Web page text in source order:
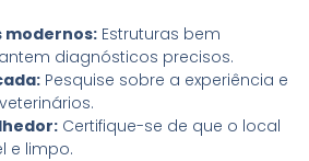
modernos: Estruturas bem
diagnósticos precisos.
Pesquise sobre a experiência e
Certifique-se de que o local
e limpo.